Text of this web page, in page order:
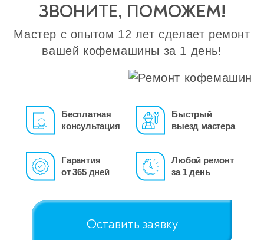
ЗВОНИТЕ, ПОМОЖЕМ!
Мастер с опытом 12 лет сделает ремонт
вашей кофемашины за 1 день!
Бесплатная
консультация
Быстрый
выезд мастера
Гарантия
от 365 дней
Любой ремонт
за 1 день
Оставить заявку